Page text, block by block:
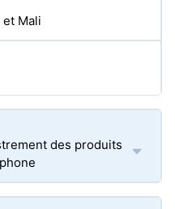
et Mali
des produits